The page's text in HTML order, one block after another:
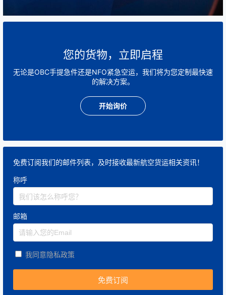
提高运输成功率；
降低因航班调整带来的影响。
专业携件人员在物流网络中承担什么作用？
根据运输方案，他们负责按照既定流程携带货物搭乘商
序。
对于时间要求严格的运输任务，物流服务商通常会根据
航班、签证、出入境要求等因素，合理安排携件人员和
运输路线。
如何提高OBC物流网络的响应速度？
为了满足紧急运输需求，物流服务商通常会提前建立完
善的全球协作体系，包括：
实时关注国际航班动态；
您的货物，立即启程
无论是OBC手提急件还是NFO紧急空运，我们将为您定制最快速
的解决方案。
开始询价
免费订阅我们的邮件列表，及时接收最新航空货运相关资讯！
称呼
邮箱
我同意隐私政策